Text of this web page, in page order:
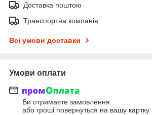
Доставка поштою
Транспортна компанія
Всі умови доставки
Умови оплати
Ви отримаєте замовлення
або гроші повернуться на вашу картку